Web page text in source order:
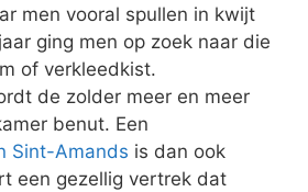
men vooral spullen in kwijt
ging men op zoek naar die
of verkleedkist.
de zolder meer en meer
benut. Een
Sint-Amands is dan ook
een gezellig vertrek dat